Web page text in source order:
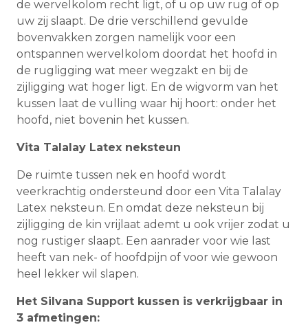
de wervelkolom recht ligt, of u op uw rug of op
uw zij slaapt. De drie verschillend gevulde
bovenvakken zorgen namelijk voor een
ontspannen wervelkolom doordat het hoofd in
de rugligging wat meer wegzakt en bij de
zijligging wat hoger ligt. En de wigvorm van het
kussen laat de vulling waar hij hoort: onder het
hoofd, niet bovenin het kussen.
Vita Talalay Latex neksteun
De ruimte tussen nek en hoofd wordt
veerkrachtig ondersteund door een Vita Talalay
Latex neksteun. En omdat deze neksteun bij
zijligging de kin vrijlaat ademt u ook vrijer zodat u
nog rustiger slaapt. Een aanrader voor wie last
heeft van nek- of hoofdpijn of voor wie gewoon
heel lekker wil slapen.
Het Silvana Support kussen is verkrijgbaar in
3 afmetingen: